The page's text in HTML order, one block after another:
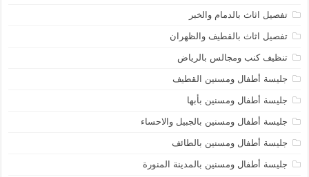
تفصيل اثاث بالدمام والخبر
تفصيل اثاث بالقطيف والظهران
تنظيف كنب ومجالس بالرياض
جليسة أطفال ومسنين القطيف
جليسة أطفال ومسنين بأبها
جليسة أطفال ومسنين بالجبيل والاحساء
جليسة أطفال ومسنين بالطائف
جليسة أطفال ومسنين بالمدينة المنورة